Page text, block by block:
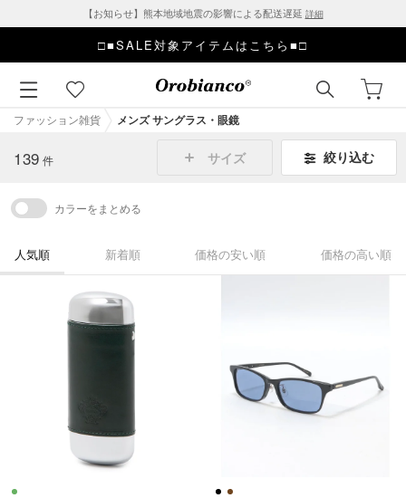
【お知らせ】熊本地域地震の影響による配送遅延 詳細
□■SALE対象アイテムはこちら■□
ファッション雑貨 メンズ サングラス・眼鏡
139 件 サイズ 絞り込む
カラーをまとめる
人気順 新着順 価格の安い順 価格の高い順